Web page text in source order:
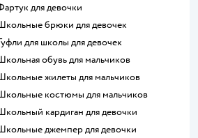
Фартук для девочки
Школьные брюки для девочек
Туфли для школы для девочек
Школьная обувь для мальчиков
Школьные жилеты для мальчиков
Школьные костюмы для мальчиков
Школьный кардиган для девочки
Школьные джемпер для девочки